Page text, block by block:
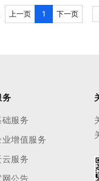
上一页 1 下一页